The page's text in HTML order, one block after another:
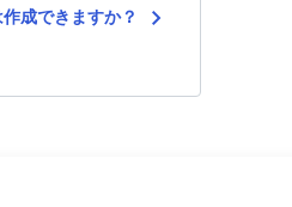
成できますか？ navigate_next